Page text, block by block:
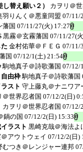
替え願い２）
カヲリ＠
羽りんく＠悪童同盟 07/11/
藩国 07/11/27(火) 17:27
黒霧＠玄霧藩国 07/11/27(
金村佑華＠ＦＥＧ 07/11/
国 07/12/1(土) 21:54
駒地真子＠詩歌藩国 07/12/
由枠 駒地真子＠詩歌藩国
スト 守上藤丸＠ナニワア
＠世界忍者国 07/12/2(日)
カヲリ＠世界忍者国 07/12/
の国 07/12/2(日) 15:33
ラスト 黒崎克哉＠海法よ
アウトウェイ 07/12/2(日)
むつき＠レンジャー連邦